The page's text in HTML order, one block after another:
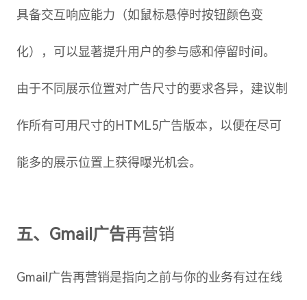
具备交互响应能力（如鼠标悬停时按钮颜色变
化），可以显著提升用户的参与感和停留时间。
由于不同展示位置对广告尺寸的要求各异，建议制
作所有可用尺寸的HTML5广告版本，以便在尽可
能多的展示位置上获得曝光机会。
五、Gmail广告再营销
Gmail广告再营销是指向之前与你的业务有过在线